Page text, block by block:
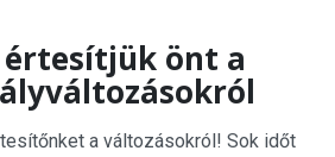
értesítjük önt a
a változásokról! Sok időt